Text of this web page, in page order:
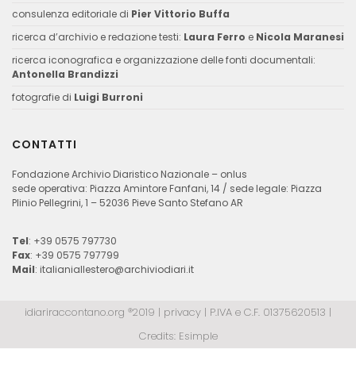
consulenza editoriale di Pier Vittorio Buffa
ricerca d’archivio e redazione testi: Laura Ferro e Nicola Maranesi
ricerca iconografica e organizzazione delle fonti documentali:
Antonella Brandizzi
fotografie di Luigi Burroni
CONTATTI
Fondazione Archivio Diaristico Nazionale – onlus
sede operativa: Piazza Amintore Fanfani, 14 / sede legale: Piazza
Plinio Pellegrini, 1 – 52036 Pieve Santo Stefano AR
Tel: +39 0575 797730
Fax: +39 0575 797799
Mail: italianiallestero@archiviodiari.it
idiariraccontano.org ®2019 | privacy | P.IVA e C.F. 01375620513 |
Credits: Esimple